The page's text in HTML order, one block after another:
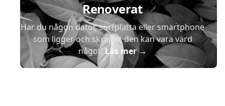
Renoverat
Har du någon dator, surfplatta eller smartphone
som ligger och skräpar, den kan vara värd
något!Läs mer→